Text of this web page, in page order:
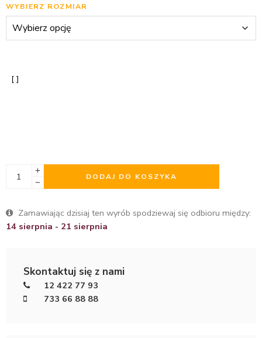
WYBIERZ ROZMIAR
DODAJ DO KOSZYKA
Zamawiając dzisiaj ten wyrób spodziewaj się odbioru między:
14 sierpnia - 21 sierpnia
Skontaktuj się z nami
12 422 77 93
733 66 88 88